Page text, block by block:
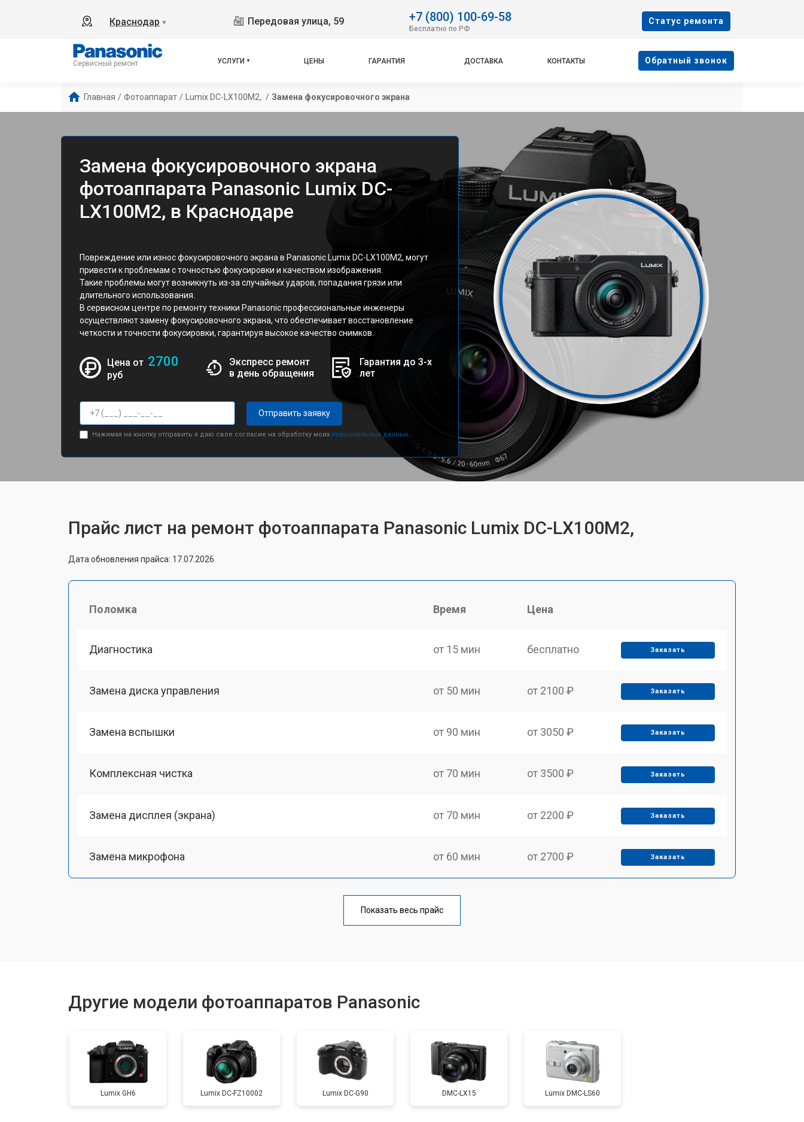
Краснодар ▼ Передовая улица, 59 +7 (800) 100-69-58
Бесплатно по РФ
Cтатус ремонта
Сервисный ремонт УСЛУГИ ЦЕНЫ ГАРАНТИЯ ДОСТАВКА КОНТАКТЫ Oбратный звонок
Главная / Фотоаппарат / Lumix DC-LX100M2, / Замена фокусировочного экрана
Замена фокусировочного экрана
фотоаппарата Panasonic Lumix DC-
LX100M2, в Краснодаре
Повреждение или износ фокусировочного экрана в Panasonic Lumix DC-LX100M2, могут
привести к проблемам с точностью фокусировки и качеством изображения.
Такие проблемы могут возникнуть из-за случайных ударов, попадания грязи или
длительного использования.
В сервисном центре по ремонту техники Panasonic профессиональные инженеры
осуществляют замену фокусировочного экрана, что обеспечивает восстановление
четкости и точности фокусировки, гарантируя высокое качество снимков.
Цена от 2700
руб
Экспресс ремонт
в день обращения
Гарантия до 3-х
лет
Отправить заявку
Нажимая на кнопку отправить я даю свое согласие на обработку моих персональных данных.
Прайс лист на ремонт фотоаппарата Panasonic Lumix DC-LX100M2,
Дата обновления прайса: 17.07.2026
Поломка Время Цена
Диагностика от 15 мин бесплатно Заказать
Замена диска управления от 50 мин от 2100 ₽ Заказать
Замена вспышки от 90 мин от 3050 ₽ Заказать
Комплексная чистка от 70 мин от 3500 ₽ Заказать
Замена дисплея (экрана) от 70 мин от 2200 ₽ Заказать
Замена микрофона от 60 мин от 2700 ₽ Заказать
от 70 мин
Замена CCD/CMOS матрицы от 120 мин от 4300 ₽
Ремонт материнской платы от 60 мин от 3300 ₽
Показать весь прайс
Другие модели фотоаппаратов Panasonic
Lumix GH6 Lumix DC-FZ10002 Lumix DC-G90 DMC-LX15 Lumix DMC-LS60